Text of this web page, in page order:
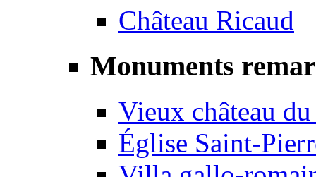
Château Ricaud
Monuments
Vieux château
Église Saint-